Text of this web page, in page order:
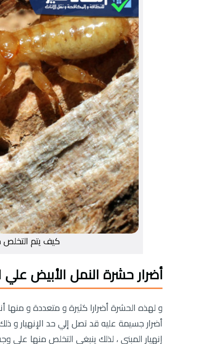
كيف يتم التخلص
أضرار حشرة النمل الأبيض
و لهذه الحشرة أضرارا كثيرة و متعددة و
أضرار جسيمة عليه قد تصل إلي حد
إنهيار المبني ، لذلك ينبغي التخلص منها